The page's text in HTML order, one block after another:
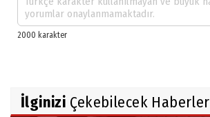
İlginizi Çekebilecek Haberler